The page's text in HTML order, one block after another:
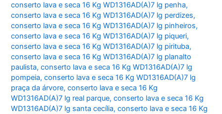
conserto lava e seca 16 Kg WD1316AD(A)7 lg penha,
conserto lava e seca 16 Kg WD1316AD(A)7 lg perdizes,
conserto lava e seca 16 Kg WD1316AD(A)7 lg pinheiros,
conserto lava e seca 16 Kg WD1316AD(A)7 lg piqueri,
conserto lava e seca 16 Kg WD1316AD(A)7 lg pirituba,
conserto lava e seca 16 Kg WD1316AD(A)7 lg planalto
paulista,conserto lava e seca 16 Kg WD1316AD(A)7 lg
pompeia,conserto lava e seca 16 Kg WD1316AD(A)7 lg
praça da árvore,conserto lava e seca 16 Kg
WD1316AD(A)7 lg real parque,conserto lava e seca 16 Kg
WD1316AD(A)7 lg santa cecília,conserto lava e seca 16 Kg